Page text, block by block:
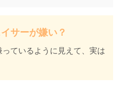
サーが嫌い？
ているように見えて、実は